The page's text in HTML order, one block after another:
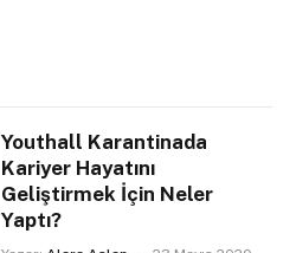
Youthall Karantinada
Kariyer Hayatını
Geliştirmek İçin Neler
Yaptı?